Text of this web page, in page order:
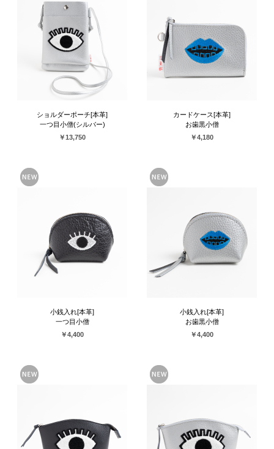
ショルダーポーチ[本革]
一つ目小僧(シルバー)
￥13,750
カードケース[本革]
お歯黒小僧
￥4,180
小銭入れ[本革]
一つ目小僧
￥4,400
小銭入れ[本革]
お歯黒小僧
￥4,400